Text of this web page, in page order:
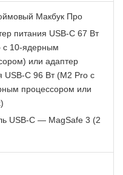
Макбук Про
питания USB-C 67 Вт
с 10-ядерным
или адаптер
USB-C 96 Вт (M2 Pro с
процессором или
USB-C — MagSafe 3 (2